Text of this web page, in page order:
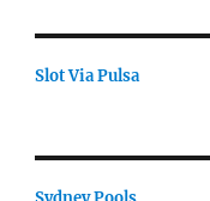
Slot Via Pulsa